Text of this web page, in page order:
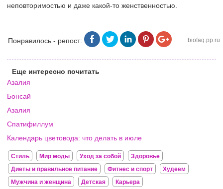
неповторимостью и даже какой-то женственностью.
Понравилось - репост: biofaq.pp.ru
Еще интересно почитать
Азалия
Бонсай
Азалия
Спатифиллум
Календарь цветовода: что делать в июле
Стиль Мир моды Уход за собой
Здоровье
Диеты и правильное питание
Фитнес и спорт
Худеем
Мужчина и женщина
Детская
Карьера